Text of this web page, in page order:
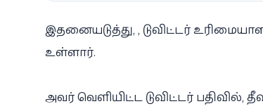
இதனையடுத்து, , டுவிட்டர்
உள்ளார்.
அவர் வெளியிட்ட டுவிட்டர்